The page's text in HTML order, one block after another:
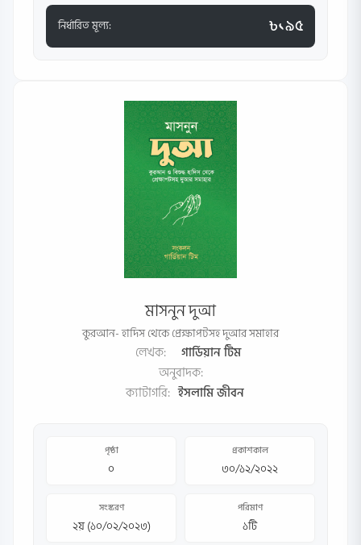
নির্ধারিত মূল্য: ৳১৯৫
মাসনুন দুআ
কুরআন- হাদিস থেকে প্রেক্ষাপটসহ দুআর সমাহার
লেখক:
গার্ডিয়ান টিম
অনুবাদক:
ক্যাটাগরি: ইসলামি জীবন
পৃষ্ঠা
০
প্রকাশকাল
৩০/১২/২০২২
সংস্করণ
২য় (১০/০২/২০২৩)
পরিমাণ
১টি